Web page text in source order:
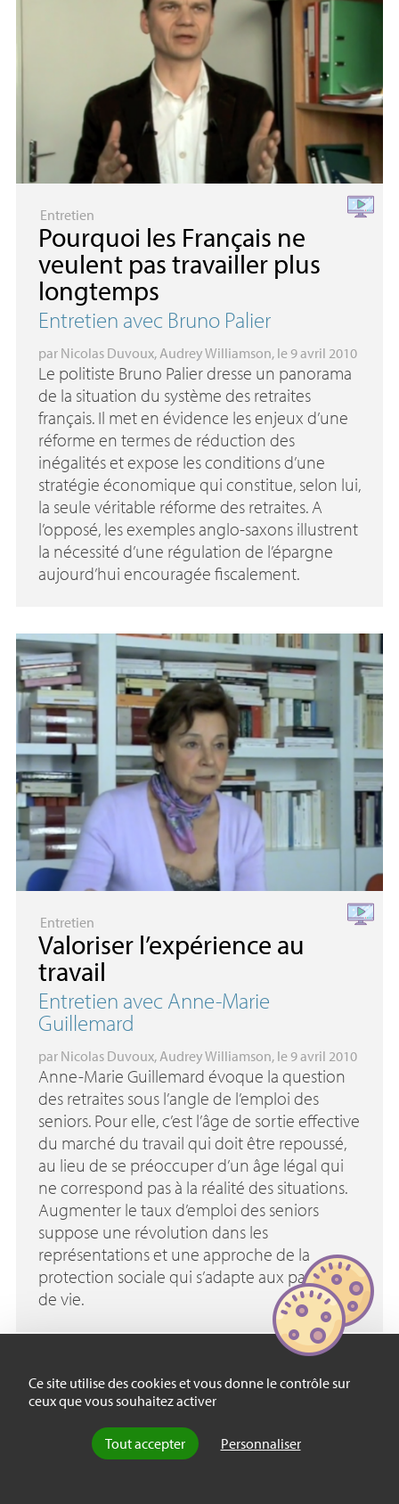
Ce site utilise des cookies et vous donne le contrôle sur
ceux que vous souhaitez activer
Tout accepter Personnaliser
Entretien
Pourquoi les Français ne
veulent pas travailler plus
longtemps
Entretien avec Bruno Palier
par Nicolas Duvoux,Audrey Williamson, le 9 avril 2010
Le politiste Bruno Palier dresse un panorama
de la situation du système des retraites
français. Il met en évidence les enjeux d’une
réforme en termes de réduction des
inégalités et expose les conditions d’une
stratégie économique qui constitue, selon lui,
la seule véritable réforme des retraites. A
l’opposé, les exemples anglo-saxons illustrent
la nécessité d’une régulation de l’épargne
aujourd’hui encouragée fiscalement.
Entretien
Valoriser l’expérience au
travail
Entretien avec Anne-Marie
Guillemard
par Nicolas Duvoux, Audrey Williamson, le 9 avril 2010
Anne-Marie Guillemard évoque la question
des retraites sous l’angle de l’emploi des
seniors. Pour elle, c’est l’âge de sortie effective
du marché du travail qui doit être repoussé,
au lieu de se préoccuper d’un âge légal qui
ne correspond pas à la réalité des situations.
Augmenter le taux d’emploi des seniors
suppose une révolution dans les
représentations et une approche de la
protection sociale qui s’adapte aux parcours
de vie.